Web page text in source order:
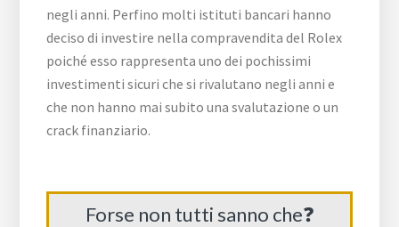
negli anni. Perfino molti istituti bancari hanno
deciso di investire nella compravendita del Rolex
poiché esso rappresenta uno dei pochissimi
investimenti sicuri che si rivalutano negli anni e
che non hanno mai subito una svalutazione o un
crack finanziario.
Forse non tutti sanno che❓